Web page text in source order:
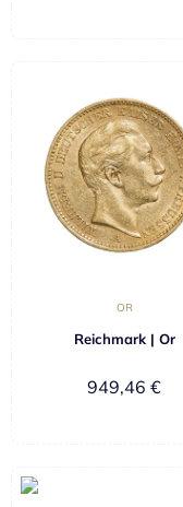
OR
Reichmark | Or
949,46 €